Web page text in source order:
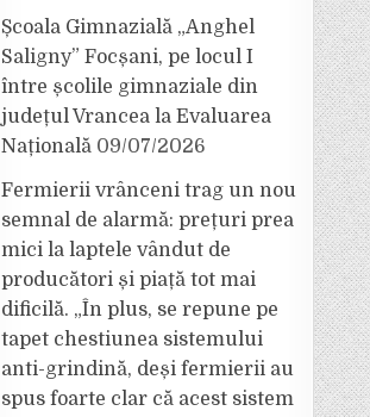
Școala Gimnazială „Anghel
Saligny” Focșani, pe locul I
între școlile gimnaziale din
județul Vrancea la Evaluarea
Națională 09/07/2026
Fermierii vrânceni trag un nou
semnal de alarmă: prețuri prea
mici la laptele vândut de
producători și piață tot mai
dificilă. „În plus, se repune pe
tapet chestiunea sistemului
anti-grindină, deși fermierii au
spus foarte clar că acest sistem